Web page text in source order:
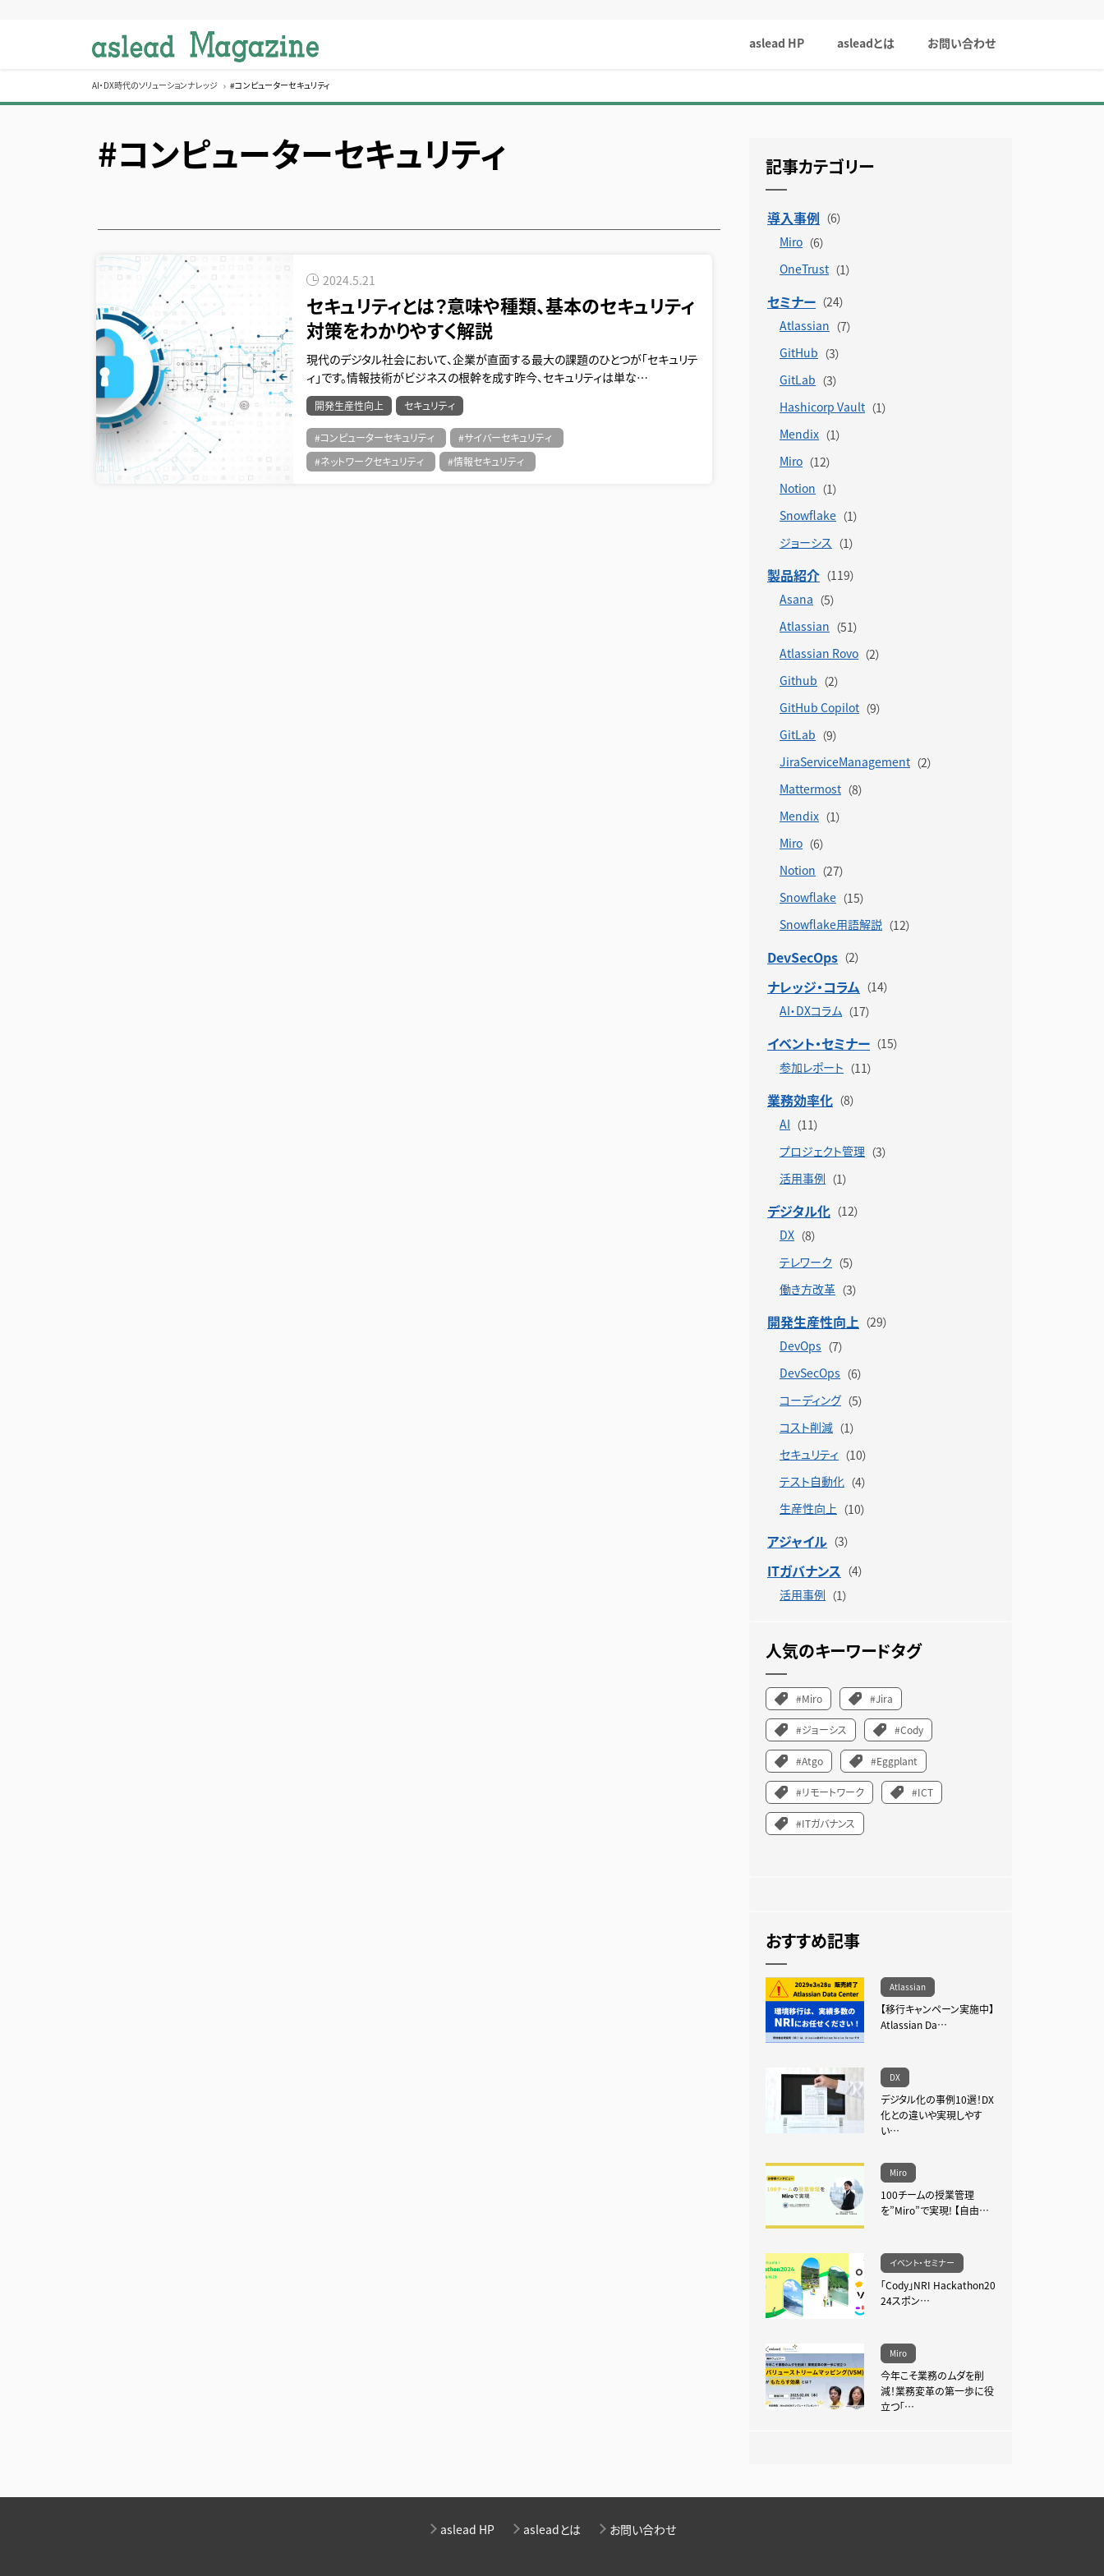
o
aslead HP asleadとは お問い合わせ
AI・DX時代のソリューションナレッジ #コンピューターセキュリティ
#コンピューターセキュリティ
2024.5.21
セキュリティとは？意味や種類、基本のセキュリティ
対策をわかりやすく解説
現代のデジタル社会において、企業が直面する最大の課題のひとつが「セキュリテ
ィ」です。情報技術がビジネスの根幹を成す昨今、セキュリティは単な…
開発生産性向上 セキュリティ
#コンピューターセキュリティ
#サイバーセキュリティ
#ネットワークセキュリティ
#情報セキュリティ
記事カテゴリー
導入事例
Miro
OneTrust
セミナー
Atlassian
GitHub
GitLab
Hashicorp Vault
Mendix
Miro
Notion
Snowflake
ジョーシス
製品紹介
Asana
Atlassian
Atlassian Rovo
Github
GitHub Copilot
GitLab
JiraServiceManagement
Mattermost
Mendix
Miro
Notion
Snowflake
Snowflake用語解説
DevSecOps
ナレッジ・コラム
AI・DXコラム
イベント・セミナー
参加レポート
業務効率化
AI
プロジェクト管理
活用事例
デジタル化
DX
テレワーク
働き方改革
開発生産性向上
DevOps
DevSecOps
コーディング
コスト削減
セキュリティ
テスト自動化
生産性向上
アジャイル
ITガバナンス
活用事例
人気のキーワードタグ
#Miro #Jira
#ジョーシス #Cody
#Atgo #Eggplant
#リモートワーク #ICT
#ITガバナンス
おすすめ記事
Atlassian
【移行キャンペーン実施中】
Atlassian Da…
DX
デジタル化の事例10選！DX
化との違いや実現しやす
い…
Miro
100チームの授業管理
を”Miro”で実現! 【自由…
イベント・セミナー
「Cody」NRI Hackathon20
24スポン…
Miro
今年こそ業務のムダを削
減！業務変革の第一歩に役
立つ「…
aslead HP asleadとは お問い合わせ